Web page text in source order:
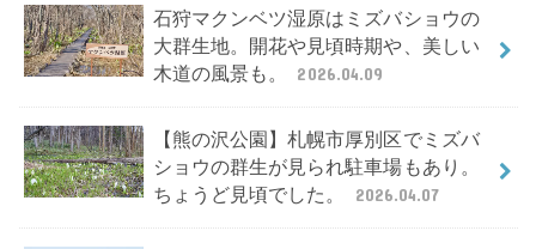
石狩マクンベツ湿原はミズバショウの
大群生地。開花や見頃時期や、美しい
木道の風景も。
2026.04.09
【熊の沢公園】札幌市厚別区でミズバ
ショウの群生が見られ駐車場もあり。
ちょうど見頃でした。
2026.04.07